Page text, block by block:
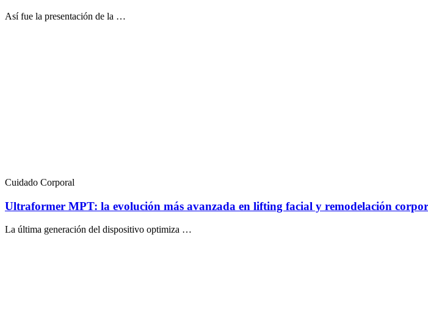
Así fue la presentación de la …
Cuidado Corporal
Ultraformer MPT: la evolución más avanzada en lifting facial y remodelación
La última generación del dispositivo optimiza …